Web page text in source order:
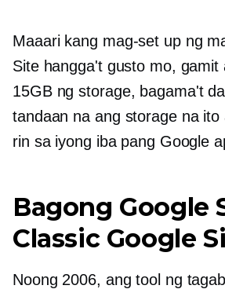
Maaari kang mag-set up ng
Site hangga't gusto mo, gamit
15GB ng storage, bagama't
tandaan na ang storage na ito
rin sa iyong iba pang Google
Bagong Google
Classic Google
Noong 2006, ang tool ng